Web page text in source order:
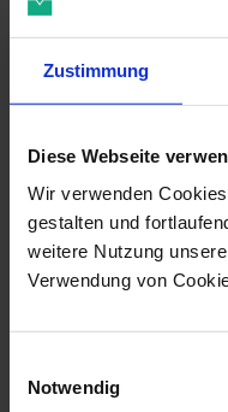
Zustimmung
Diese Webseite
Wir verwenden
gestalten und
weitere Nutzung
Verwendung von
Notwendig
Zahntechnik im 4D-
Dr. Christian